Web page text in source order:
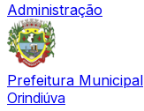
Administração
Prefeitura Municipal
Orindiúva